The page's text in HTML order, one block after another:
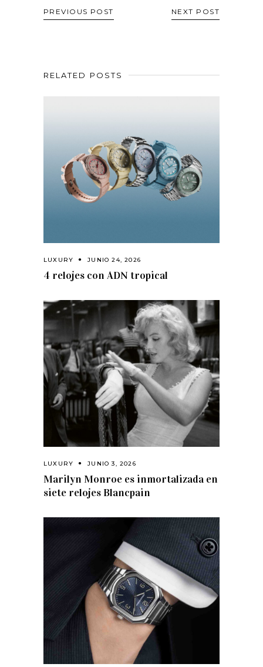
PREVIOUS POST NEXT POST
RELATED POSTS
LUXURY JUNIO 24, 2026
4 relojes con ADN tropical
LUXURY JUNIO 3, 2026
Marilyn Monroe es inmortalizada en
siete relojes Blancpain